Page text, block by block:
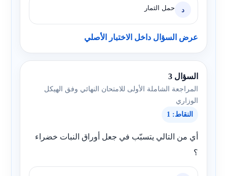
د حمل الثمار
عرض السؤال داخل الاختبار الأصلي
السؤال 3
المراجعة الشاملة الأولى للامتحان النهائي وفق الهيكل
الوزاري
النقاط: 1
أي من التالي يتسبّب في جعل أوراق النبات خضراء
؟